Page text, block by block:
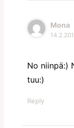
Mona
No niinpä:)
tuu:)
Reply